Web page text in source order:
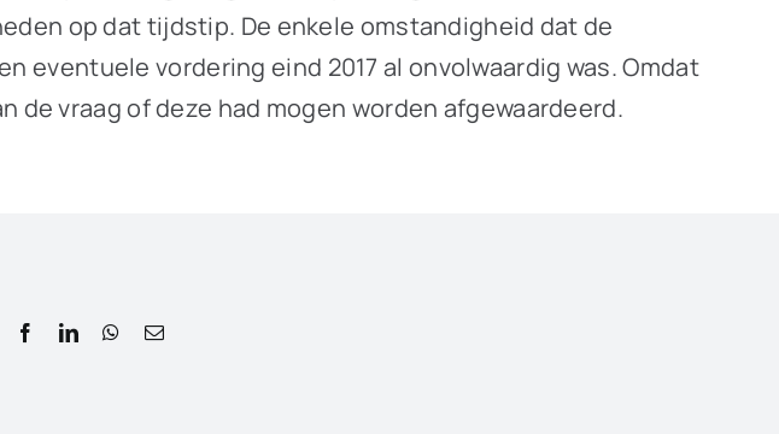
op dat tijdstip. De enkele omstandigheid dat de
eventuele vordering eind 2017 al onvolwaardig was. Omdat
vraag of deze had mogen worden afgewaardeerd.